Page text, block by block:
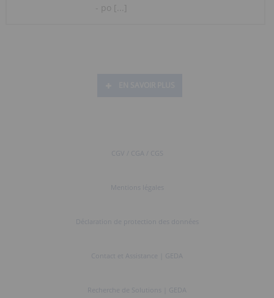
- po [...]
CGV / CGA / CGS
Mentions légales
Déclaration de protection des données
Contact et Assistance | GEDA
Recherche de Solutions | GEDA